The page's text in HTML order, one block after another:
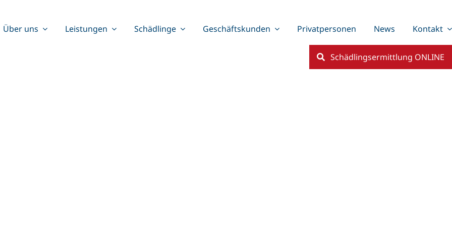
Über uns Leistungen Schädlinge Geschäftskunden Privatpersonen News Kontakt
Schädlingsermittlung ONLINE